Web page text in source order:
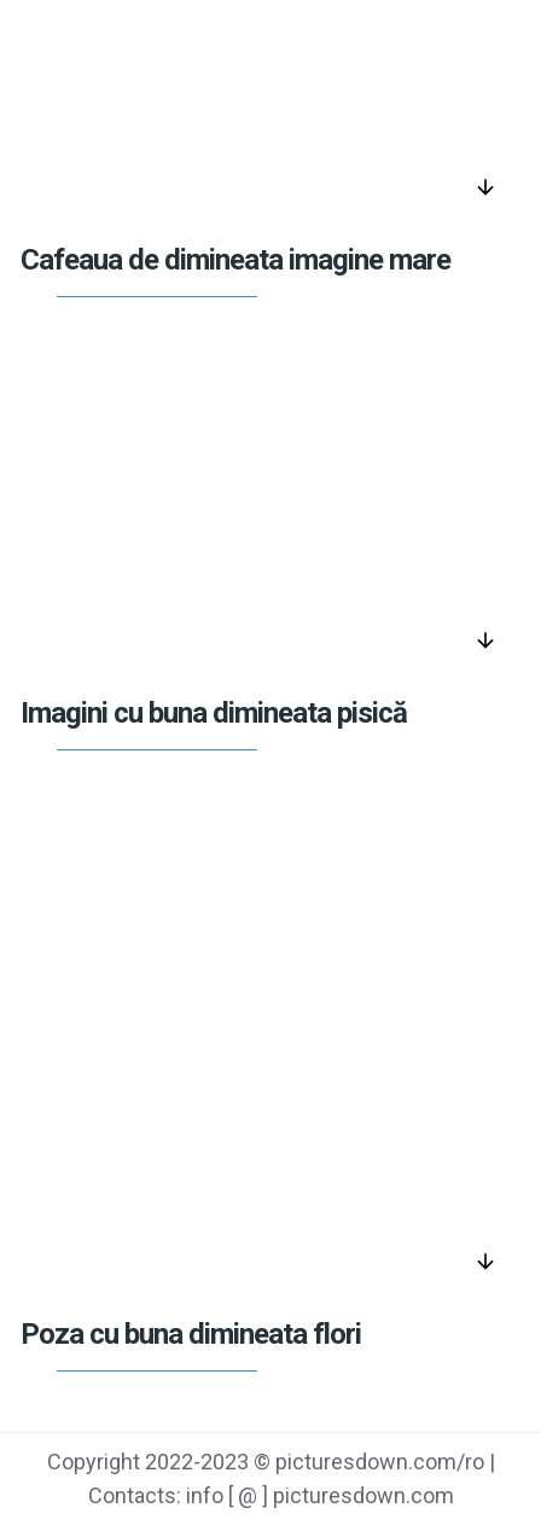
arrow_downward
Cafeaua de dimineata imagine mare
arrow_downward
Imagini cu buna dimineata pisică
arrow_downward
Poza cu buna dimineata flori
Copyright 2022-2023 © picturesdown.com/ro |
Contacts: info [ @ ] picturesdown.com